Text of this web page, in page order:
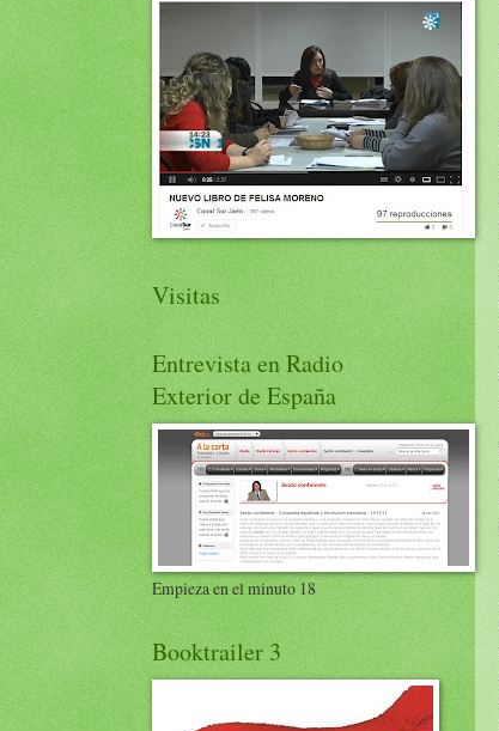
Visitas
Entrevista en Radio
Exterior de España
Empieza en el minuto 18
Booktrailer 3